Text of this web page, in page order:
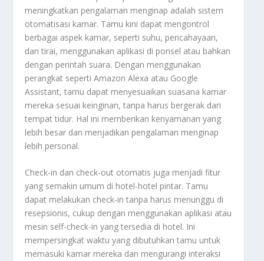
meningkatkan pengalaman menginap adalah sistem
otomatisasi kamar. Tamu kini dapat mengontrol
berbagai aspek kamar, seperti suhu, pencahayaan,
dan tirai, menggunakan aplikasi di ponsel atau bahkan
dengan perintah suara. Dengan menggunakan
perangkat seperti Amazon Alexa atau Google
Assistant, tamu dapat menyesuaikan suasana kamar
mereka sesuai keinginan, tanpa harus bergerak dari
tempat tidur. Hal ini memberikan kenyamanan yang
lebih besar dan menjadikan pengalaman menginap
lebih personal.
Check-in dan check-out otomatis juga menjadi fitur
yang semakin umum di hotel-hotel pintar. Tamu
dapat melakukan check-in tanpa harus menunggu di
resepsionis, cukup dengan menggunakan aplikasi atau
mesin self-check-in yang tersedia di hotel. Ini
mempersingkat waktu yang dibutuhkan tamu untuk
memasuki kamar mereka dan mengurangi interaksi